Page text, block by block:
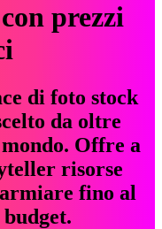
prezzi
di foto stock
da oltre
Offre a
risorse
fino al